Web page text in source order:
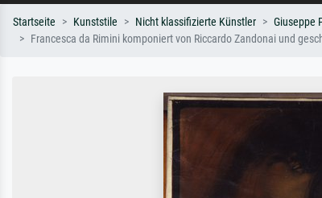
Startseite Kunststile Nicht klassifizierte Künstler
Giuseppe
Francesca da Rimini komponiert von Riccardo Zandonai und